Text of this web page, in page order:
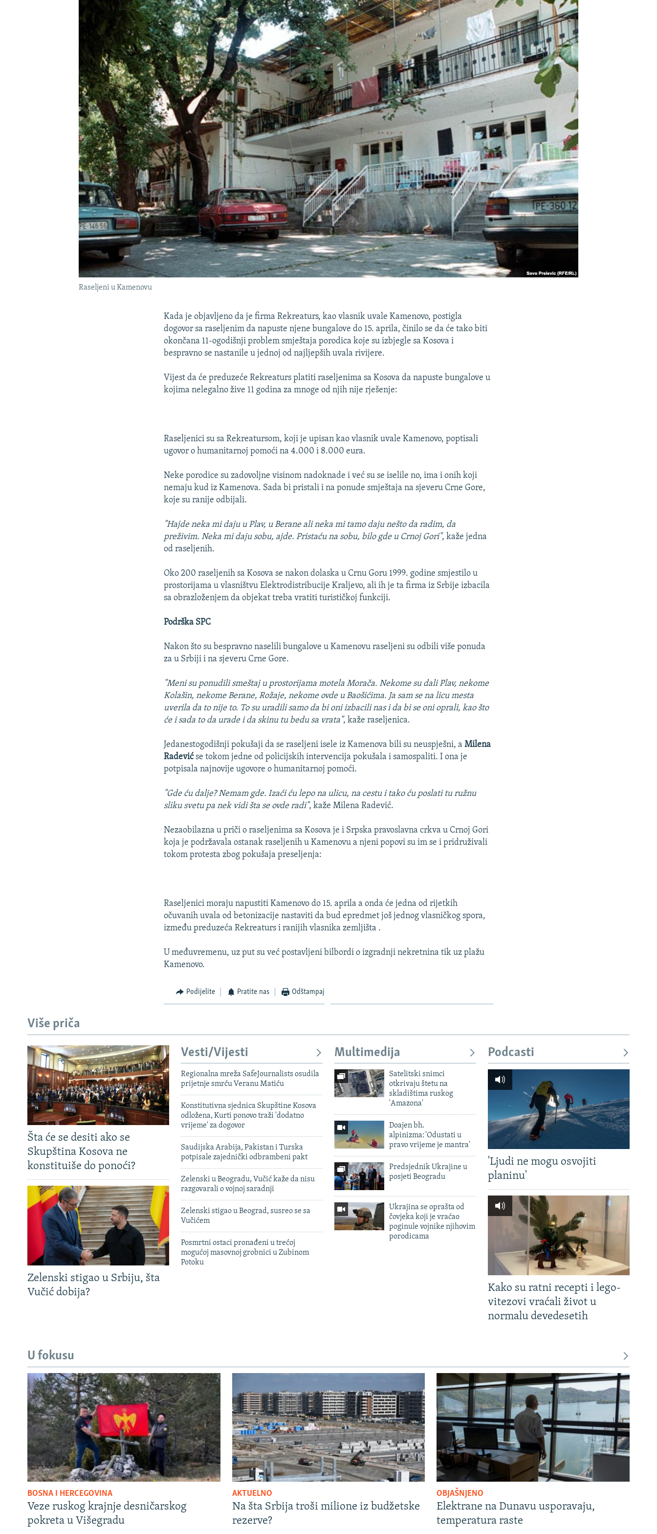
GENOCID U SREBRENICI
POPLAVE I KLIZIŠTA U BIH 2024.
TRI DECENIJE OD RATA U BIH
NASTANAK I RASPAD JUGOSLAVIJE
Raseljeni u Kamenovu
Kada je objavljeno da je firma Rekreaturs, kao vlasnik uvale Kamenovo, postigla
dogovor sa raseljenim da napuste njene bungalove do 15. aprila, činilo se da će tako biti
okončana 11-ogodišnji problem smještaja porodica koje su izbjegle sa Kosova i
bespravno se nastanile u jednoj od najljepših uvala rivijere.
Vijest da će preduzeće Rekreaturs platiti raseljenima sa Kosova da napuste bungalove u
kojima nelegalno žive 11 godina za mnoge od njih nije rješenje:
Raseljenici su sa Rekreatursom, koji je upisan kao vlasnik uvale Kamenovo, poptisali
ugovor o humanitarnoj pomoći na 4.000 i 8.000 eura.
Neke porodice su zadovoljne visinom nadoknade i već su se iselile no, ima i onih koji
nemaju kud iz Kamenova. Sada bi pristali i na ponude smještaja na sjeveru Crne Gore,
koje su ranije odbijali.
"Hajde neka mi daju u Plav, u Berane ali neka mi tamo daju nešto da radim, da
preživim. Neka mi daju sobu, ajde. Pristaću na sobu, bilo gde u Crnoj Gori", kaže jedna
od raseljenih.
Oko 200 raseljenih sa Kosova se nakon dolaska u Crnu Goru 1999. godine smjestilo u
prostorijama u vlasništvu Elektrodistribucije Kraljevo, ali ih je ta firma iz Srbije izbacila
sa obrazloženjem da objekat treba vratiti turističkoj funkciji.
Podrška SPC
Nakon što su bespravno naselili bungalove u Kamenovu raseljeni su odbili više ponuda
za u Srbiji i na sjeveru Crne Gore.
"Meni su ponudili smeštaj u prostorijama motela Morača. Nekome su dali Plav, nekome
Kolašin, nekome Berane, Rožaje, nekome ovde u Baošićima. Ja sam se na licu mesta
uverila da to nije to. To su uradili samo da bi oni izbacili nas i da bi se oni oprali, kao što
će i sada to da urade i da skinu tu bedu sa vrata", kaže raseljenica.
Jedanestogodišnji pokušaji da se raseljeni isele iz Kamenova bili su neuspješni, aMilena
Radevićse tokom jedne od policijskih intervencija pokušala i samospaliti. I ona je
potpisala najnovije ugovore o humanitarnoj pomoći.
"Gde ću dalje? Nemam gde. Izaći ću lepo na ulicu, na cestu i tako ću poslati tu ružnu
sliku svetu pa nek vidi šta se ovde radi", kaže Milena Radević.
Nezaobilazna u priči o raseljenima sa Kosova je i Srpska pravoslavna crkva u Crnoj Gori
koja je podržavala ostanak raseljenih u Kamenovu a njeni popovi su im se i pridruživali
tokom protesta zbog pokušaja preseljenja:
Raseljenici moraju napustiti Kamenovo do 15. aprila a onda će jedna od rijetkih
očuvanih uvala od betonizacije nastaviti da bud epredmet još jednog vlasničkog spora,
između preduzeća Rekreaturs i ranijih vlasnika zemljišta .
U međuvremenu, uz put su već postavljeni bilbordi o izgradnji nekretnina tik uz plažu
Kamenovo.
Podijelite Pratite nas Odštampaj
Više priča
Šta će se desiti ako se
Skupština Kosova ne
konstituiše do ponoći?
Zelenski stigao u Srbiju, šta
Vučić dobija?
Vesti/Vijesti
Regionalna mreža SafeJournalists osudila
prijetnje smrću Veranu Matiću
Konstitutivna sjednica Skupštine Kosova
odložena, Kurti ponovo traži 'dodatno
vrijeme' za dogovor
Saudijska Arabija, Pakistan i Turska
potpisale zajednički odbrambeni pakt
Zelenski u Beogradu, Vučić kaže da nisu
razgovarali o vojnoj saradnji
Zelenski stigao u Beograd, susreo se sa
Vučićem
Posmrtni ostaci pronađeni u trećoj
mogućoj masovnoj grobnici u Zubinom
Potoku
Multimedija
Satelitski snimci
otkrivaju štetu na
skladištima ruskog
'Amazona'
Doajen bh.
alpinizma: 'Odustati u
pravo vrijeme je mantra'
Predsjednik Ukrajine u
posjeti Beogradu
Ukrajina se oprašta od
čovjeka koji je vraćao
poginule vojnike njihovim
porodicama
Podcasti
'Ljudi ne mogu osvojiti
planinu'
Kako su ratni recepti i lego-
vitezovi vraćali život u
normalu devedesetih
U fokusu
BOSNA I HERCEGOVINA
Veze ruskog krajnje desničarskog
pokreta u Višegradu
AKTUELNO
Na šta Srbija troši milione iz budžetske
rezerve?
OBJAŠNJENO
Elektrane na Dunavu usporavaju,
temperatura raste